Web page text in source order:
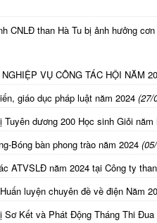
CNLĐ than Hà Tu bị ảnh hưởng
VỤ CÔNG TÁC HỘI NĂM
giáo dục pháp luật năm 2024 (27/
dương 200 Học sinh Giỏi năm
Bóng bàn phong trào năm 2024
ATVSLĐ năm 2024 tại Công ty
luyện chuyên đề về điện Năm
Sơ Kết và Phát Động Tháng Thi